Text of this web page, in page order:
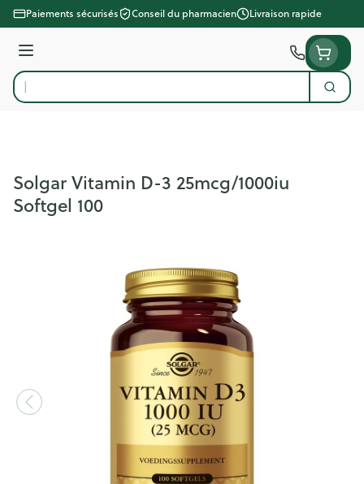
Aller au contenu
Paiements sécurisés Conseil du pharmacien Livraison rapide
Menu
Rechercher
Solgar Vitamin D-3 25mcg/1000iu
Softgel 100